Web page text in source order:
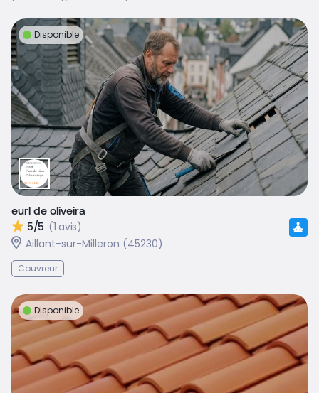
Disponible
eurl de oliveira
5/5 (1 avis)
Aillant-sur-Milleron (45230)
Couvreur
Disponible